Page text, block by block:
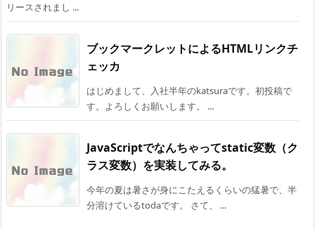
リースされまし ...
ブックマークレットによるHTMLリンクチ
ェッカ
はじめまして、入社半年のkatsuraです。初投稿で
す。よろしくお願いします。 ...
JavaScriptでなんちゃってstatic変数（ク
ラス変数）を実装してみる。
今年の夏は暑さが身にこたえるくらいの猛暑で、半
分溶けているtodaです。 さて、 ...